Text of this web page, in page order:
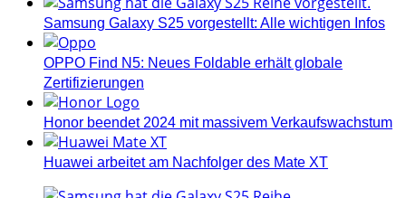
Samsung Galaxy S25 vorgestellt: Alle wichtigen Infos
OPPO Find N5: Neues Foldable erhält globale
Zertifizierungen
Honor beendet 2024 mit massivem Verkaufswachstum
Huawei arbeitet am Nachfolger des Mate XT